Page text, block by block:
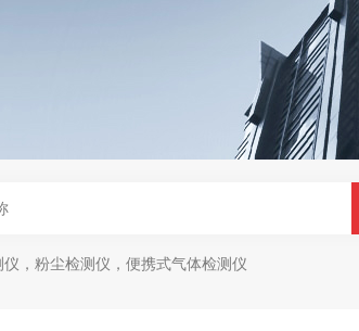
仪，粉尘检测仪，便携式气体检测仪